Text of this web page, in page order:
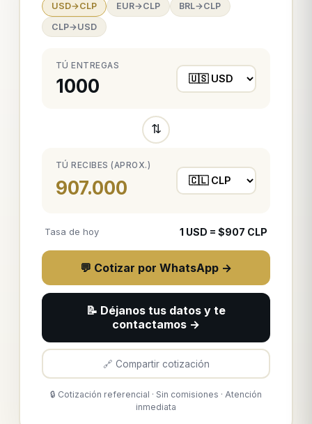
USD→CLP EUR→CLP
BRL→CLP
CLP→USD
TÚ ENTREGAS
⇅
TÚ RECIBES (APROX.)
907.000
Tasa de hoy 1 USD = $907 CLP
💬 Cotizar por WhatsApp →
📝 Déjanos tus datos y te
contactamos →
🔗 Compartir cotización
🔒 Cotización referencial · Sin comisiones · Atención
inmediata